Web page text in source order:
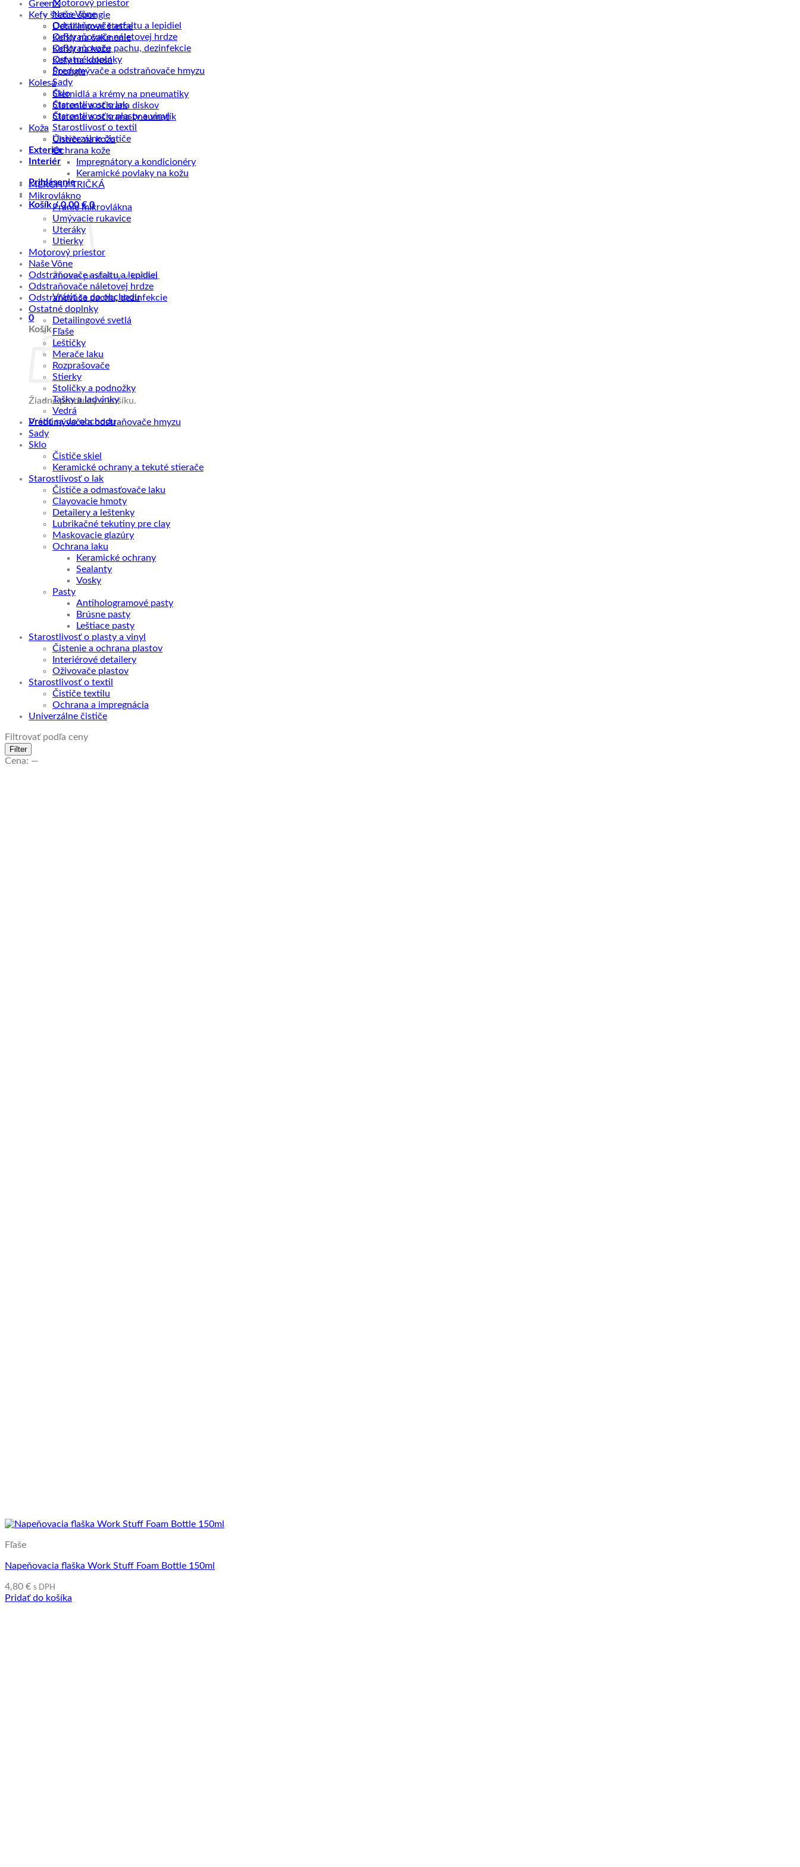
Motorový priestor
Naše Vône
Odstraňovače asfaltu a lepidiel
Odstraňovače náletovej hrdze
Odstraňovače pachu, dezinfekcie
Ostatné doplnky
Predumývače a odstraňovače hmyzu
Sady
Sklo
Starostlivosť o lak
Starostlivosť o plasty a vinyl
Starostlivosť o textil
Univerzálne čističe
Exteriér
Interiér
Prihlásenie
Košík /0,00 € 0
Žiadne produkty v košíku.
Vrátiť sa do obchodu
0
Košík
Žiadne produkty v košíku.
Vrátiť sa do obchodu
GreenX
Kefy štetce špongie
Detailingové štetce
Kefky na čalúnenie
Kefky na kožu
Kefy na kolesá
Špongie
Kolesá
Čiernidlá a krémy na pneumatiky
Čistenie a ochrana diskov
Čistenie a ochrana pneumatík
Koža
Čističe na kožu
Ochrana kože
Impregnátory a kondicionéry
Keramické povlaky na kožu
MERCH / TRIČKÁ
Mikrovlákno
Pranie mikrovlákna
Umývacie rukavice
Uteráky
Utierky
Motorový priestor
Naše Vône
Odstraňovače asfaltu a lepidiel
Odstraňovače náletovej hrdze
Odstraňovače pachu, dezinfekcie
Ostatné doplnky
Detailingové svetlá
Fľaše
Leštičky
Merače laku
Rozprašovače
Stierky
Stoličky a podnožky
Tašky a ladvinky
Vedrá
Predumývače a odstraňovače hmyzu
Sady
Sklo
Čističe skiel
Keramické ochrany a tekuté stierače
Starostlivosť o lak
Čističe a odmasťovače laku
Clayovacie hmoty
Detailery a leštenky
Lubrikačné tekutiny pre clay
Maskovacie glazúry
Ochrana laku
Keramické ochrany
Sealanty
Vosky
Pasty
Antihologramové pasty
Brúsne pasty
Leštiace pasty
Starostlivosť o plasty a vinyl
Čistenie a ochrana plastov
Interiérové detailery
Oživovače plastov
Starostlivosť o textil
Čističe textilu
Ochrana a impregnácia
Univerzálne čističe
Filtrovať podľa ceny
Minimálna
cena
Maximálna
cena
Filter
Cena: —
Fľaše
Napeňovacia flaška Work Stuff Foam Bottle 150ml
4,80 € s DPH
Pridať do košíka